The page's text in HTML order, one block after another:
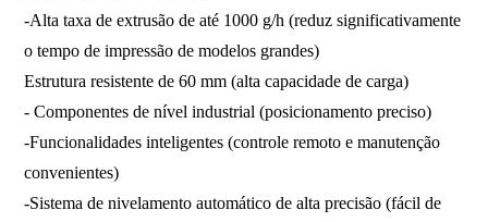
-Alta taxa de extrusão de até 1000 g/h (reduz significativamente
o tempo de impressão de modelos grandes)
Estrutura resistente de 60 mm (alta capacidade de carga)
- Componentes de nível industrial (posicionamento preciso)
-Funcionalidades inteligentes (controle remoto e manutenção
convenientes)
-Sistema de nivelamento automático de alta precisão (fácil de